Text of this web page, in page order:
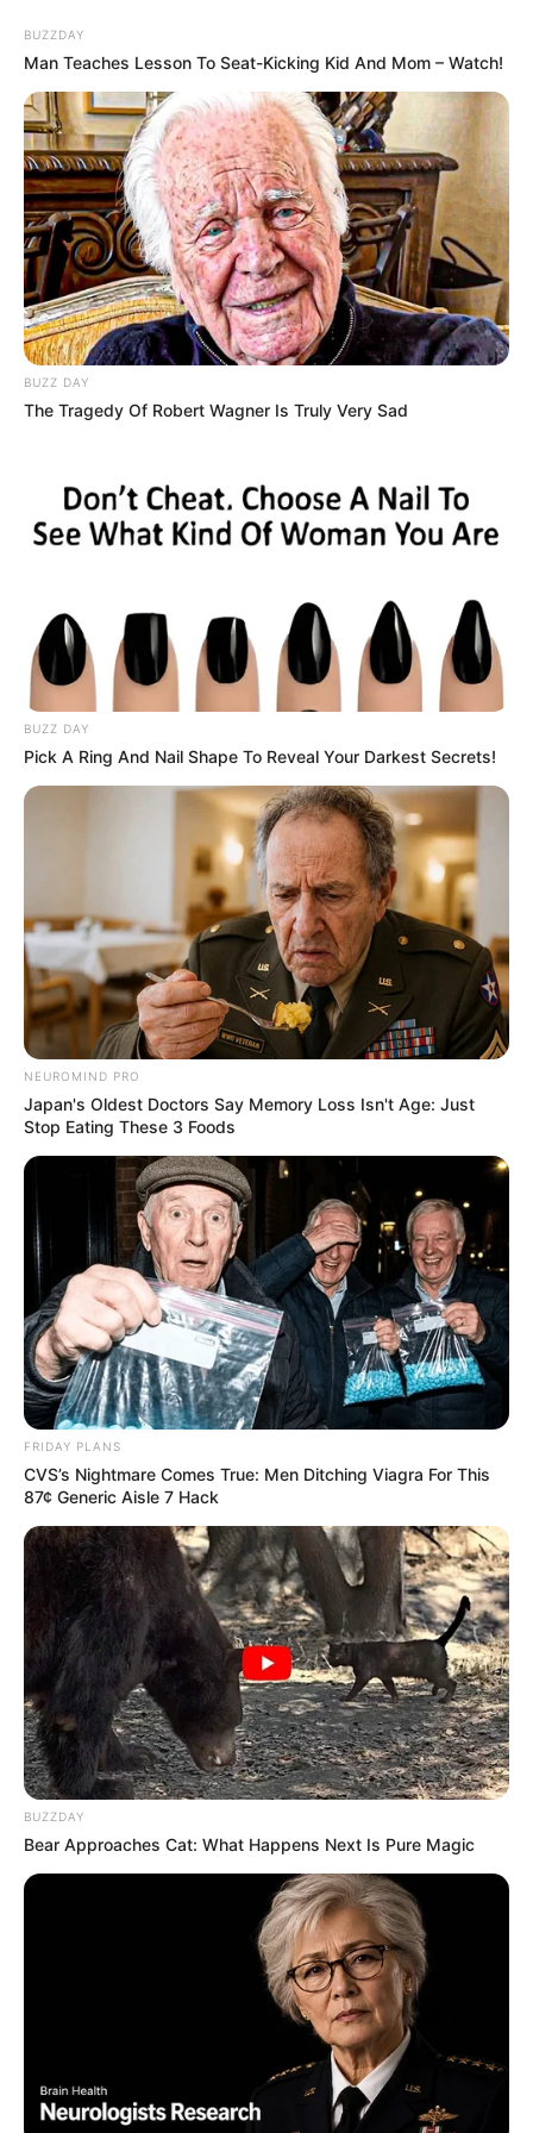
| live
NEWS SPORTS MATRIMONY ENTERTAINMENT
Home News Kerala
11 വയസ്സുകാരിയെ
തട്ടിക്കൊണ്ടുപോയി
പീഡിപ്പിച്ചെന്ന് പരാതി ;
പോക്സോ കേസിൽ മുൻ
ജനം വെബ്‌ഡെസ്ക് Jul 2, 2026, 04:48 pm IST
കളിക്കാൻ പുറത്തിറങ്ങിയ 11
വയസ്സുകാരിയെ ബലമായി വീട്ടിലേക്ക്
കൂട്ടിക്കൊണ്ടുപോയി പീഡിപ്പിച്ചെന്ന പരാതിയിൽ
വിരമിച്ച പൊലീസ് സബ് ഇൻസ്പെക്ടർ അറസ്റ്റിൽ.
പരിയാരം കാപ്പുങ്ങൽ സ്വദേശി ഇ.വി. ഗോപിനാഥൻ
(62) നെ പരിയാരം പോലീസ് പോക്സോ
നിയമപ്രകാരം അറസ്റ്റ് ചെയ്തു.
ബുധനാഴ്ച ഉച്ചയോടെയായിരുന്നു
കേസിനാസ്പദമായ സംഭവം. മഴയെ തുടർന്ന്
സ്കൂളിന് അവധിയായതിനാൽ കുട്ടി
സമീപപ്രദേശത്ത് കളിക്കാൻ പോയതായിരുന്നു. ഈ
സമയത്ത് സ്ഥലത്തെത്തിയ പ്രതി കുട്ടിയെ ബലമായി
വീട്ടിലേക്ക് കൂട്ടിക്കൊണ്ടുപോയി പീഡിപ്പിച്ചെന്നാണ്
പരാതി.
BUZZDAY
Man Teaches Lesson To Seat-Kicking Kid And Mom – Watch!
BUZZ DAY
The Tragedy Of Robert Wagner Is Truly Very Sad
BUZZ DAY
Pick A Ring And Nail Shape To Reveal Your Darkest Secrets!
NEUROMIND PRO
Japan's Oldest Doctors Say Memory Loss Isn't Age: Just
Stop Eating These 3 Foods
FRIDAY PLANS
CVS’s Nightmare Comes True: Men Ditching Viagra For This
87¢ Generic Aisle 7 Hack
BUZZDAY
Bear Approaches Cat: What Happens Next Is Pure Magic